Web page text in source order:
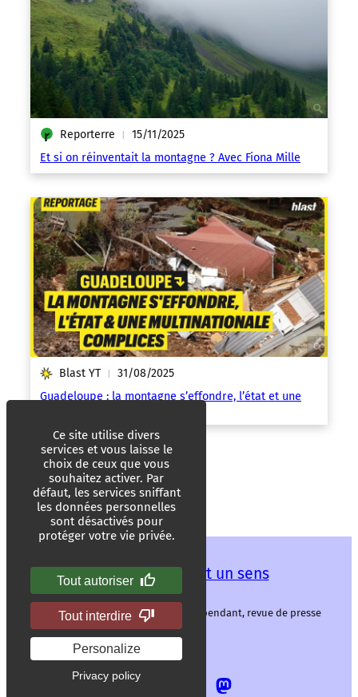
Reporterre | 15/11/2025
Et si on réinventait la montagne ? Avec Fiona Mille
Blast YT | 31/08/2025
Guadeloupe : la montagne s’effondre, l’état et une
Les mots ont un sens
Les mots ont un sens, média libre et indépendant, revue de presse
alternative.
Allez
Allez
sur
Ce site utilise divers
services et vous laisse le
choix de ceux que vous
souhaitez activer. Par
défaut, les services sniffant
les données personnelles
sont désactivés pour
protéger votre vie privée.
Tout autoriser
Tout interdire
Personalize
Privacy policy